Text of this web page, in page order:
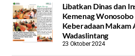
Libatkan Dinas dan
Kemenag
Keberadaan Makam
Wadaslintang
23 Oktober 2024